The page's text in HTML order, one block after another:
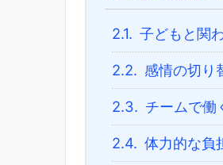
2.1. 子どもと関
2.2. 感情の切り
2.3. チームで働
2.4. 体力的な負